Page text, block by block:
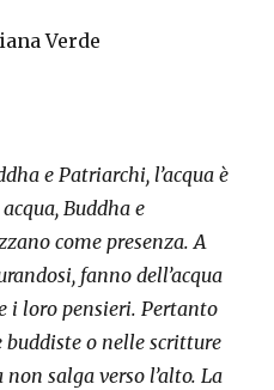
Verde
e Patriarchi, l’acqua è
acqua, Buddha e
come presenza. A
fanno dell’acqua
i loro pensieri. Pertanto
o nelle scritture
salga verso l’alto. La